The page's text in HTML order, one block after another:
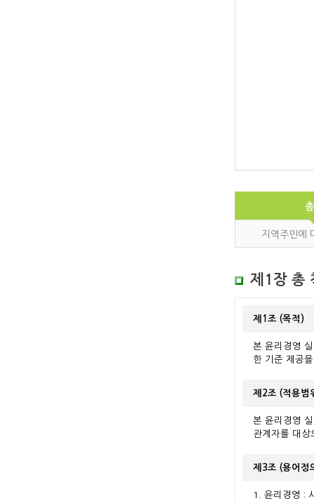
지역주민에
제1장 총
제1조 (목적)
본 윤리경영
한 기준 제공
제2조 (적용범
본 윤리경영
관계자를 대상
제3조 (용어정
1. 윤리경영 :